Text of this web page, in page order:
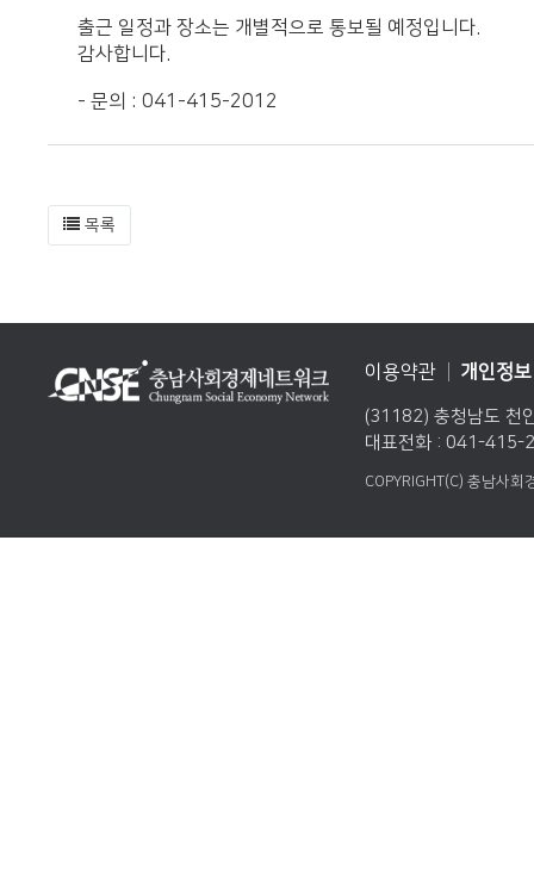
출근 일정과 장소는 개별적으로 통보될 예정입니다.
감사합니다.
- 문의 : 041-415-2012
목록
이용약관 개인정
(31182) 충청남도 천
대표전화 : 041-415-
COPYRIGHT(C) 충남사회